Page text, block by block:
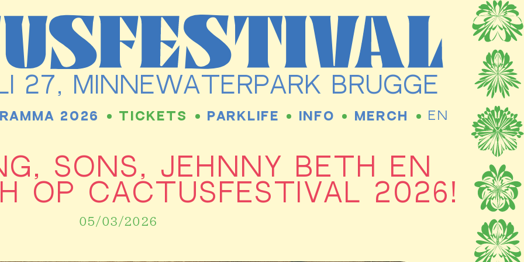
27, MINNEWATERPARK BRUGGE
2026 TICKETS PARKLIFE INFO MERCH EN
SONS, JEHNNY BETH EN
OP CACTUSFESTIVAL 2026!
05/03/2026